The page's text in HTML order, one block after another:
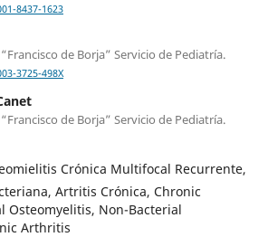
8437-1623
de Borja” Servicio de Pediatría.
3725-498X
de Borja” Servicio de Pediatría.
Crónica Multifocal Recurrente,
Artritis Crónica, Chronic
Osteomyelitis, Non-Bacterial
Arthritis